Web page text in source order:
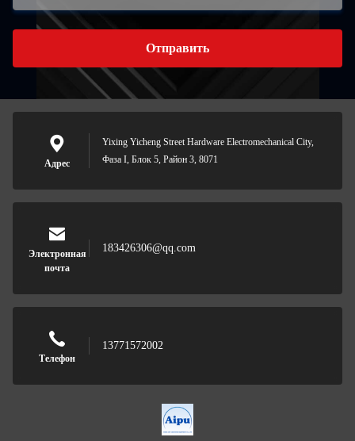
Отправить
Адрес
Yixing Yicheng Street Hardware Electromechanical City,
Фаза I, Блок 5, Район 3, 8071
Электронная
почта
183426306@qq.com
Телефон
13771572002